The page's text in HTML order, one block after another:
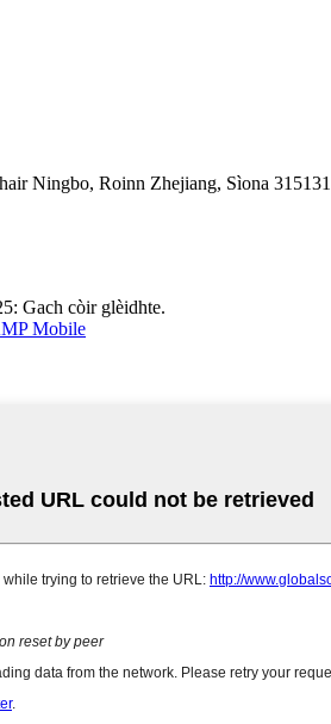
Ningbo, Roinn Zhejiang, Sìona 315131
Gach còir glèidhte.
Mobile